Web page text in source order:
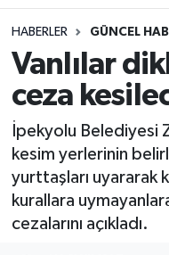
HABERLER GÜNCEL
Vanlılar
ceza
İpekyolu Belediyesi
kesim yerlerinin
yurttaşları uyararak
kurallara
cezalarını açıkladı.
Siyaset
Ekonomi
Sağlık
Eğitim
Bilim & Teknoloji
Van Namaz
Van Trafik
Süper Lig Puan
Tüm Manşetler
Son Dakika